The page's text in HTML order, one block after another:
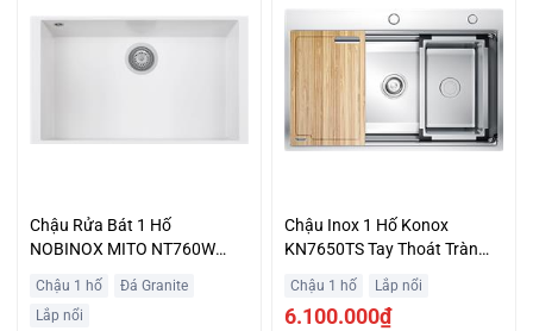
Chậu Rửa Bát 1 Hố
NOBINOX MITO NT760W
Chịu Lực Chịu Nhiệt Giá Tốt
Chậu 1 hố
Đá Granite
Lắp nổi
Chậu Inox 1 Hố Konox
KN7650TS Tay Thoát Tràn
Tăng Tốc Độ Xả 30% Trả Góp
Không Lãi Suất
Chậu 1 hố Lắp nổi
6.100.000₫